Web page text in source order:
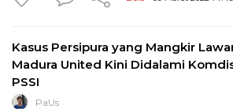
Kasus Persipura yang Mangkir
Madura United Kini Didalami
PSSI
PaUs